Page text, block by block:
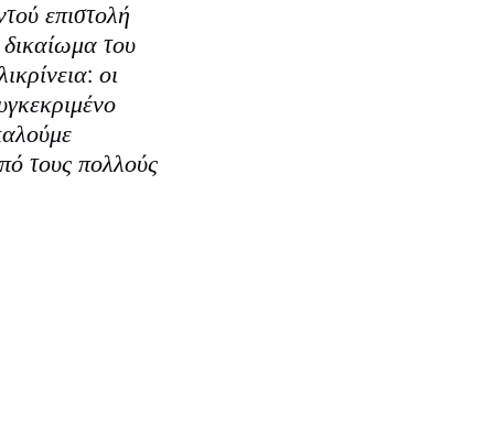
επιστολή
του
οι
τους πολλούς